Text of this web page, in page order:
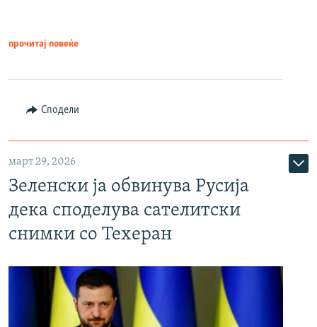
прочитај повеќе
Сподели
март 29, 2026
Зеленски ја обвинува Русија
дека споделува сателитски
снимки со Техеран